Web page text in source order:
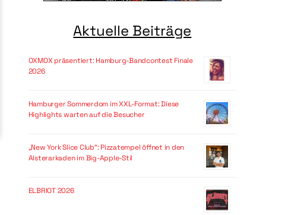
Aktuelle Beiträge
OXMOX präsentiert: Hamburg-Bandcontest Finale
2026
Hamburger Sommerdom im XXL-Format: Diese
Highlights warten auf die Besucher
„New York Slice Club“: Pizzatempel öffnet in den
Alsterarkaden im Big-Apple-Stil
ELBRIOT 2026